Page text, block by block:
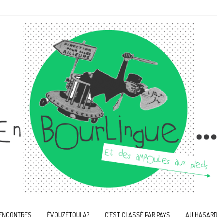
ÉVOUZÉTOULA? C’EST CLASSÉ PAR PAYS AU